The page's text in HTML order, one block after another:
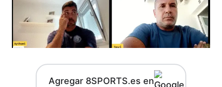
Agregar 8SPORTS.es en